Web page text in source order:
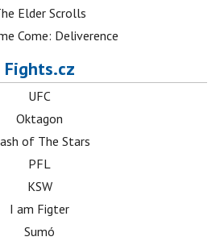
Elder Scrolls
Come: Deliverence
Fights.cz
UFC
Oktagon
of The Stars
PFL
KSW
I am Figter
Sumó